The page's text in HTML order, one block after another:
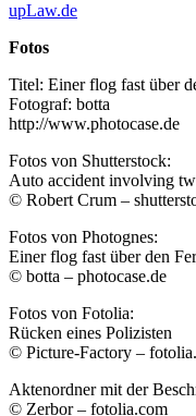
upLaw.de
Fotos
Titel: Einer flog fast über
Fotograf: botta
http://www.photocase.de
Fotos von Shutterstock:
Auto accident involving
© Robert Crum –
Fotos von Photognes:
Einer flog fast über den
© botta – photocase.de
Fotos von Fotolia:
Rücken eines Polizisten
© Picture-Factory –
Aktenordner mit der
© Zerbor – fotolia.com